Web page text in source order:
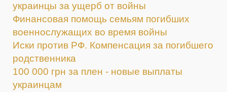
украинцы за ущерб от войны
Финансовая помощь семьям погибших
военнослужащих во время войны
Иски против РФ. Компенсация за погибшего
родственника
100 000 грн за плен - новые выплаты
украинцам